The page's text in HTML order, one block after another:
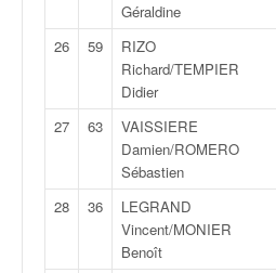
Géraldine
26 59
RIZO
Richard/TEMPIER
Didier
27 63
VAISSIERE
Damien/ROMERO
Sébastien
28 36
LEGRAND
Vincent/MONIER
Benoît